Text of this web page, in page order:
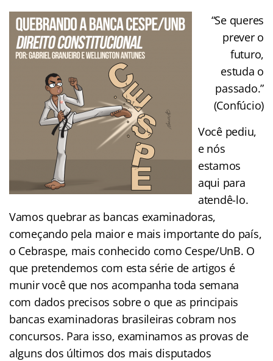
“Se queres
prever o
futuro,
estuda o
passado.”
(Confúcio)
Você pediu,
e nós
estamos
aqui para
atendê-lo.
Vamos quebrar as bancas examinadoras,
começando pela maior e mais importante do país,
o Cebraspe, mais conhecido como Cespe/UnB. O
que pretendemos com esta série de artigos é
munir você que nos acompanha toda semana
com dados precisos sobre o que as principais
bancas examinadoras brasileiras cobram nos
concursos. Para isso, examinamos as provas de
alguns dos últimos dos mais disputados